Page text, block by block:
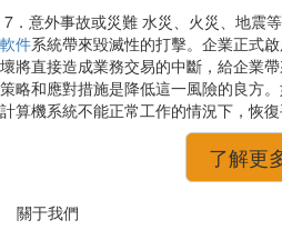
7．意外事故或災難 水災、火災、地震
軟件系統帶來毀滅性的打擊。企業正式
壞將直接造成業務交易的中斷，給企業
策略和應對措施是降低這一風險的良方
計算機系統不能正常工作的情況下，恢
了解更
關于我們